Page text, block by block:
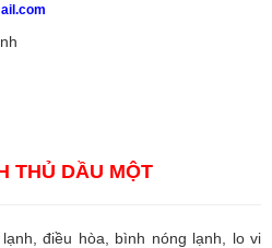
THỦ DẦU MỘT
điều hòa, bình nóng lạnh, lo vi